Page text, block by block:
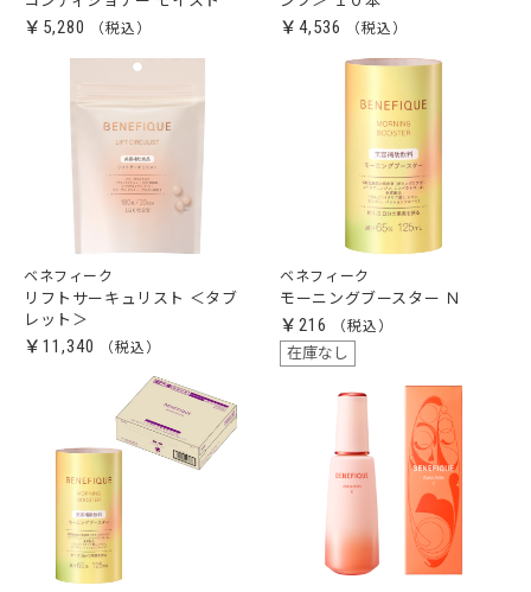
￥5,280 ￥4,536
ベネフィーク
リフトサーキュリスト ＜タブ
レット＞
￥11,340
ベネフィーク
モーニングブースター Ｎ
￥216
在庫なし